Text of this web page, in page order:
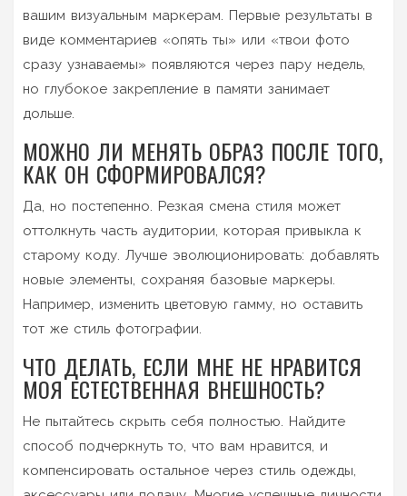
вашим визуальным маркерам. Первые результаты в
виде комментариев «опять ты» или «твои фото
сразу узнаваемы» появляются через пару недель,
но глубокое закрепление в памяти занимает
дольше.
МОЖНО ЛИ МЕНЯТЬ ОБРАЗ ПОСЛЕ ТОГО,
КАК ОН СФОРМИРОВАЛСЯ?
Да, но постепенно. Резкая смена стиля может
оттолкнуть часть аудитории, которая привыкла к
старому коду. Лучше эволюционировать: добавлять
новые элементы, сохраняя базовые маркеры.
Например, изменить цветовую гамму, но оставить
тот же стиль фотографии.
ЧТО ДЕЛАТЬ, ЕСЛИ МНЕ НЕ НРАВИТСЯ
МОЯ ЕСТЕСТВЕННАЯ ВНЕШНОСТЬ?
Не пытайтесь скрыть себя полностью. Найдите
способ подчеркнуть то, что вам нравится, и
компенсировать остальное через стиль одежды,